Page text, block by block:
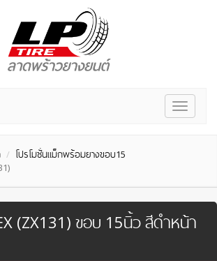
Toggle
โปรโมชั่นแม็กพร้อมยางขอบ15
(ZX131) ขอบ 15นิ้ว สีดำหน้า